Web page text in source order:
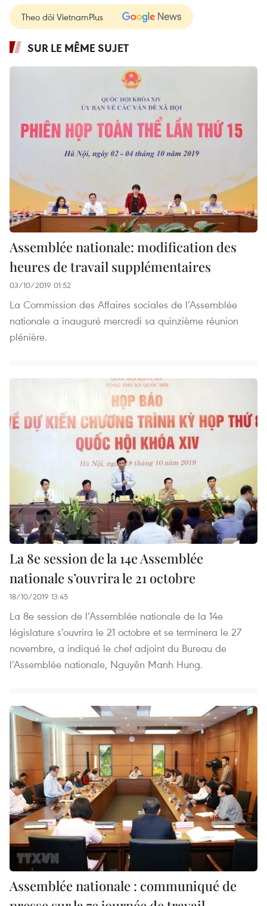
Theo dõi VietnamPlus
SUR LE MÊME SUJET
Assemblée nationale: modification des
heures de travail supplémentaires
03/10/2019 01:52
La Commission des Affaires sociales de l’Assemblée
nationale a inauguré mercredi sa quinzième réunion
plénière.
La 8e session de la 14e Assemblée
nationale s’ouvrira le 21 octobre
18/10/2019 13:45
La 8e session de l’Assemblée nationale de la 14e
législature s’ouvrira le 21 octobre et se terminera le 27
novembre, a indiqué le chef adjoint du Bureau de
l’Assemblée nationale, Nguyên Manh Hung.
Assemblée nationale : communiqué de